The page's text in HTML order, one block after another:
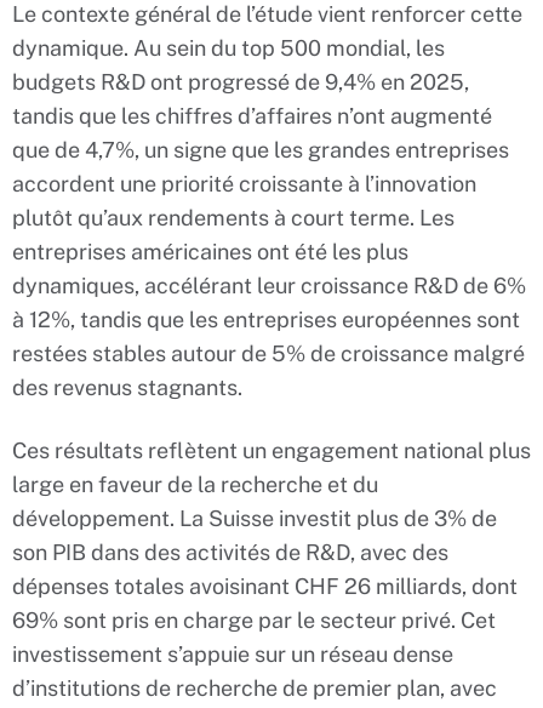
Le contexte général de l’étude vient renforcer cette
dynamique. Au sein du top 500 mondial, les
budgets R&D ont progressé de 9,4% en 2025,
tandis que les chiffres d’affaires n’ont augmenté
que de 4,7%, un signe que les grandes entreprises
accordent une priorité croissante à l’innovation
plutôt qu’aux rendements à court terme. Les
entreprises américaines ont été les plus
dynamiques, accélérant leur croissance R&D de 6%
à 12%, tandis que les entreprises européennes sont
restées stables autour de 5% de croissance malgré
des revenus stagnants.
Ces résultats reflètent un engagement national plus
large en faveur de la recherche et du
développement. La Suisse investit plus de 3% de
son PIB dans des activités de R&D, avec des
dépenses totales avoisinant CHF 26 milliards, dont
69% sont pris en charge par le secteur privé. Cet
investissement s’appuie sur un réseau dense
d’institutions de recherche de premier plan, avec